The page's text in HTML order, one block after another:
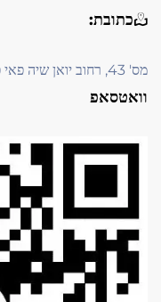
כתובת:
מס' 43, רחוב יואן שיה פאי פנג, רחוב לאונגיי, מחוז ביון, גואנגג'ו, סין
וואטסאפ